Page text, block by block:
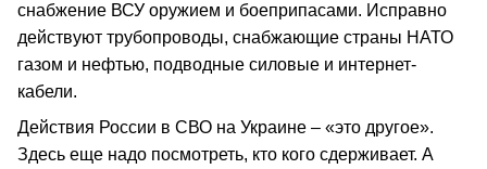
снабжение ВСУ оружием и боеприпасами. Исправно
действуют трубопроводы, снабжающие страны НАТО
газом и нефтью, подводные силовые и интернет-
кабели.
Действия России в СВО на Украине – «это другое».
Здесь еще надо посмотреть, кто кого сдерживает. А